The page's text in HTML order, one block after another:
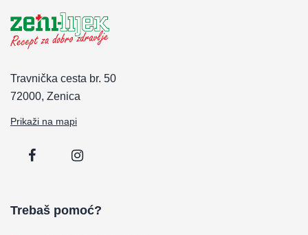
Travnička cesta br. 50
72000, Zenica
Prikaži na mapi
Trebaš pomoć?